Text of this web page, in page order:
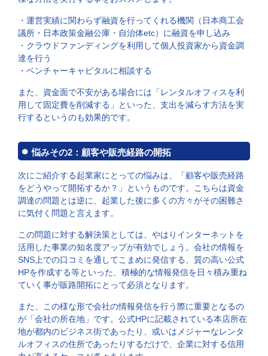
・運営実績に関わらず融資を行ってくれる機関（日本商工会
議所・日本政策金融公庫・自治体etc）に融資を申し込み
・クラウドファンディングを利用して個人投資家から資金調
達を行う
・ベンチャーキャピタルに相談する
また、資金面で不安がある場合には「レンタルオフィスを利
用して固定費を削減する」といった、支出を減らす方法を実
行するというのも効果的です。
悩みその2：顧客や販売経路の開拓
次にご紹介する起業家にとっての悩みは、「顧客や販売経路
をどうやって開拓するか？」というものです。こちらは資金
調達の問題とは逆に、起業した後に多くの方々がその困難さ
に気付く問題と言えます。
この問題に対する解決策としては、やはりインターネットを
活用した事業の知名度アップが有効でしょう。会社の情報を
SNS上での口コミを通してこまめに発信する、質の高い公式
HPを作成する等といった、積極的な情報発信を日々積み重ね
ていく事が販路開拓にとって必須となります。
また、この様な形で会社の情報発信を行う際に重要となるの
が「会社の所在地」です。公式HPに記載されている本店所在
地が都内のビジネス街であったり、或いはメジャーなレンタ
ルオフィスの住所であったりするだけで、企業に対する信用